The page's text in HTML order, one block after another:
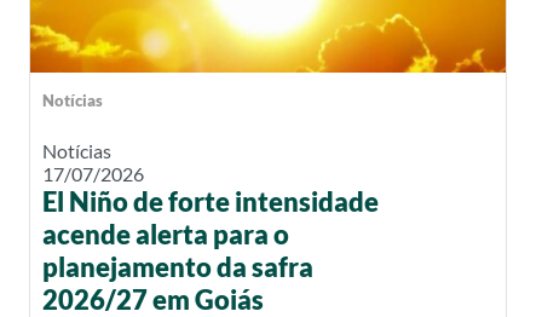
Notícias
Notícias
17/07/2026
El Niño de forte intensidade
acende alerta para o
planejamento da safra
2026/27 em Goiás